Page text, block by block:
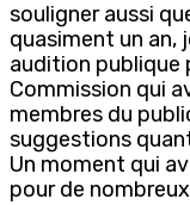
souligner aussi
quasiment un an,
audition publique
Commission qui
membres du
suggestions
Un moment qui
pour de